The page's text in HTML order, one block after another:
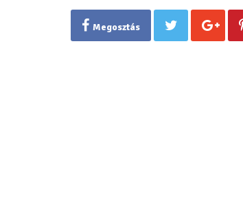
Megosztás